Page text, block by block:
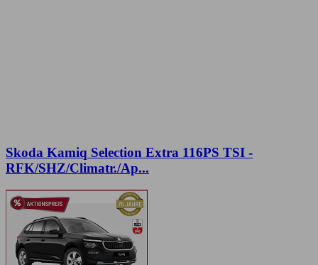
Skoda Kamiq Selection Extra 116PS TSI -
RFK/SHZ/Climatr./Ap...